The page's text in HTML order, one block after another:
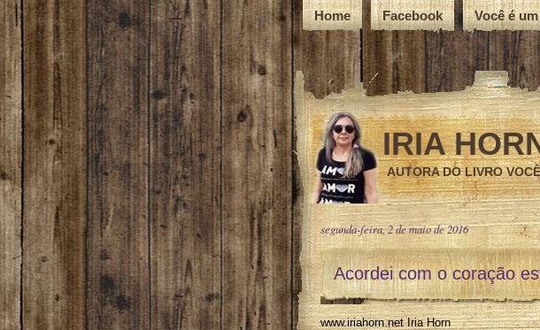
Home Facebook Você é
IRIA
AUTORA DO LIVRO
segunda-feira, 2 de maio de 2016
Acordei com o coração
www.iriahorn.net Iria Horn